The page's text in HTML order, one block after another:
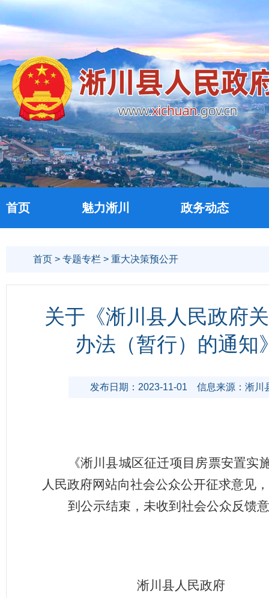
首页 魅力淅川 政务动态
首页 > 专题专栏 > 重大决策预公开
关于《淅川县人民政府
办法（暂行）的通知
发布日期：2023-11-01 信息来源：淅川
《淅川县城区征迁项目房票安置
人民政府网站向社会公众公开征求意见
到公示结束，未收到社会公众反馈
淅川县人民政府